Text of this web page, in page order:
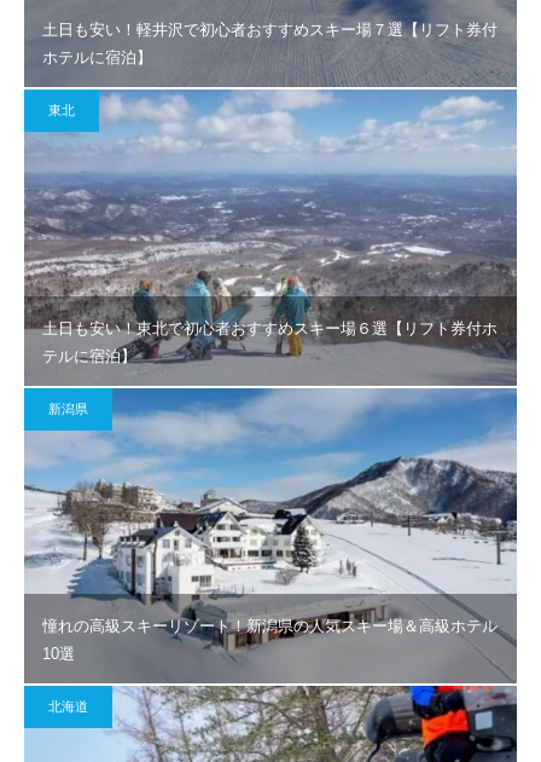
土日も安い！軽井沢で初心者おすすめスキー場７選【リフト券付
ホテルに宿泊】
東北
土日も安い！東北で初心者おすすめスキー場６選【リフト券付ホ
テルに宿泊】
新潟県
憧れの高級スキーリゾート！新潟県の人気スキー場＆高級ホテル
10選
北海道